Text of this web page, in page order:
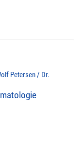
Petersen / Dr.